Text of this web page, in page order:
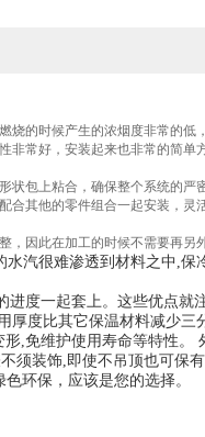
烧的时候产生的浓烟度非常的低
非常好，安装起来也非常的简
包上粘合，确保整个系统的
合其他的零件组合一起安装，
，因此在加工的时候不需要再
水汽很难渗透到材料之中 ,保
进度一起套上。这些优点就
厚度比其它保温材料减少三
形,免维护使用寿命等特性。
须装饰,即使不吊顶也可保有
环保，应该是您的选择。